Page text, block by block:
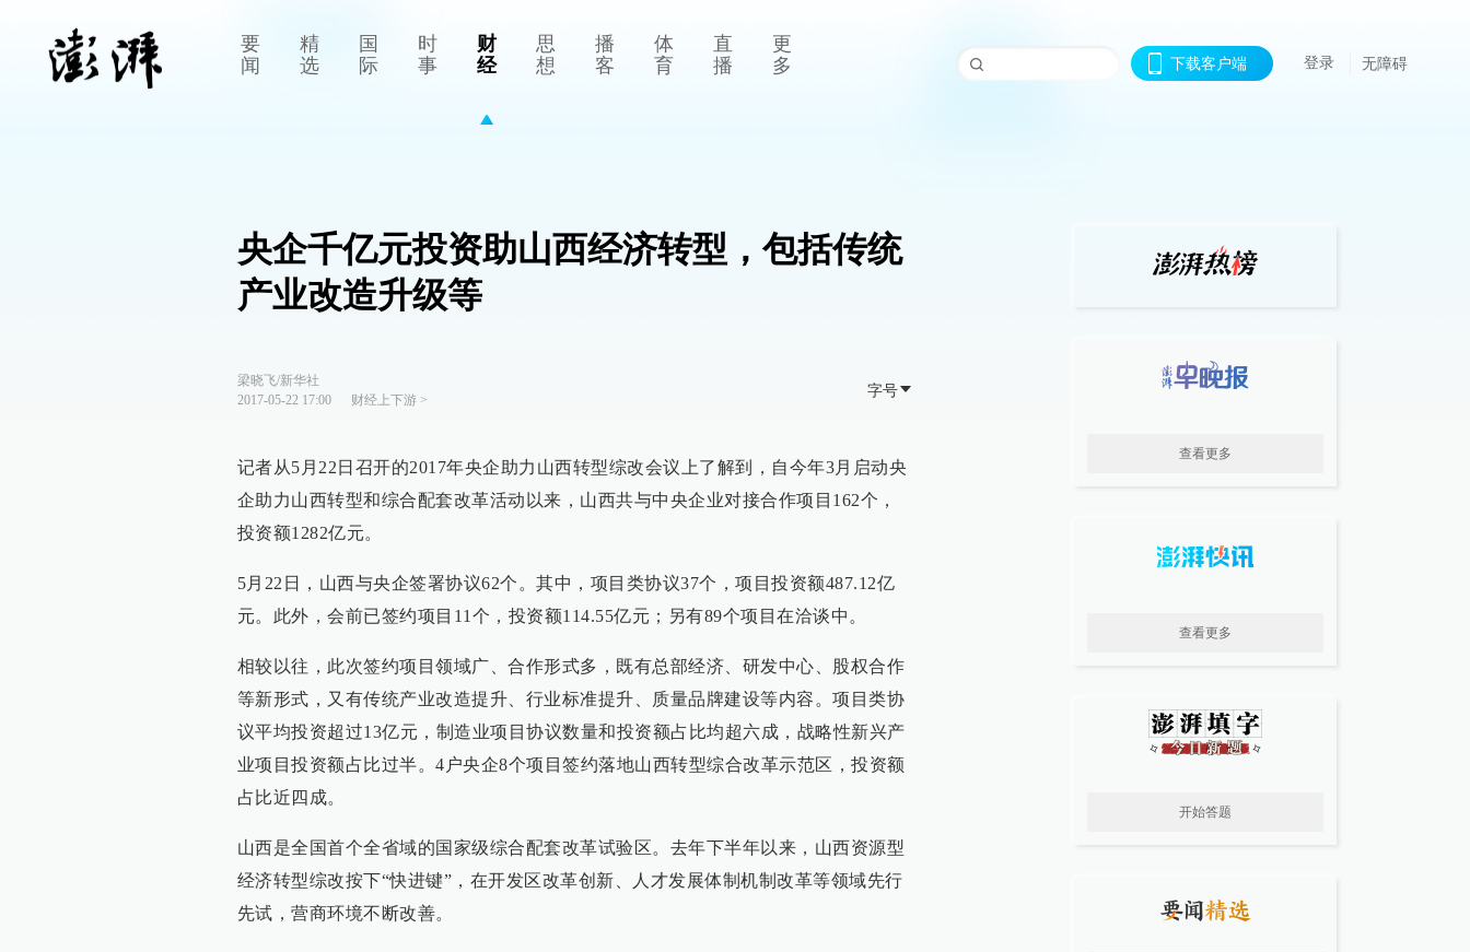
要
闻
精
选
国
际
时
事
财
经
思
想
播
客
体
育
直
播
更
多
下载客户端 登录 无障碍
央企千亿元投资助山西经济转型，包括传统
产业改造升级等
梁晓飞/新华社
2017-05-22 17:00
财经上下游>
字号
记者从5月22日召开的2017年央企助力山西转型综改会议上了解到，自今年3月启动央
企助力山西转型和综合配套改革活动以来，山西共与中央企业对接合作项目162个，
投资额1282亿元。
5月22日，山西与央企签署协议62个。其中，项目类协议37个，项目投资额487.12亿
元。此外，会前已签约项目11个，投资额114.55亿元；另有89个项目在洽谈中。
相较以往，此次签约项目领域广、合作形式多，既有总部经济、研发中心、股权合作
等新形式，又有传统产业改造提升、行业标准提升、质量品牌建设等内容。项目类协
议平均投资超过13亿元，制造业项目协议数量和投资额占比均超六成，战略性新兴产
业项目投资额占比过半。4户央企8个项目签约落地山西转型综合改革示范区，投资额
占比近四成。
山西是全国首个全省域的国家级综合配套改革试验区。去年下半年以来，山西资源型
经济转型综改按下“快进键”，在开发区改革创新、人才发展体制机制改革等领域先行
先试，营商环境不断改善。
查看更多
查看更多
开始答题